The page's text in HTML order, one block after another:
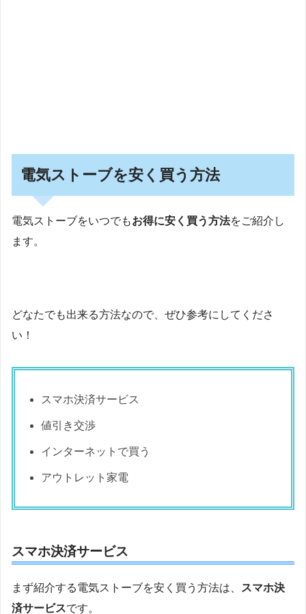
電気ストーブを安く買う方法
電気ストーブをいつでもお得に安く買う方法をご紹介し
ます。
どなたでも出来る方法なので、ぜひ参考にしてくださ
い！
スマホ決済サービス
値引き交渉
インターネットで買う
アウトレット家電
スマホ決済サービス
まず紹介する電気ストーブを安く買う方法は、
スマホ決
済サービスです。